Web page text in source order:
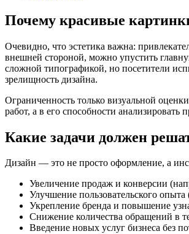
Почему красивые
Очевидно, что эстетика важна:
внешней стороной, можно упустить
сложной типографикой, но посетители
зрелищность дизайна.
Ограниченность только визуальной
работ, а в его способности
Какие задачи должен
Дизайн — это не просто оформление, а
Увеличение продаж и конверсии
Улучшение пользовательского
Укрепление бренда и повышение
Снижение количества обращений в
Введение новых услуг бизнеса без